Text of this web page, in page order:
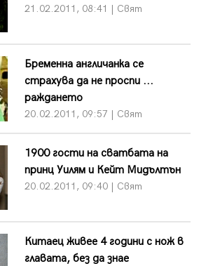
21.02.2011, 08:41 | Свят
Бременна англичанка се
страхува да не проспи ...
раждането
20.02.2011, 09:57 | Свят
1900 гости на сватбата на
принц Уилям и Кейт Мидълтън
20.02.2011, 09:40 | Свят
Китаец живее 4 години с нож в
главата, без да знае